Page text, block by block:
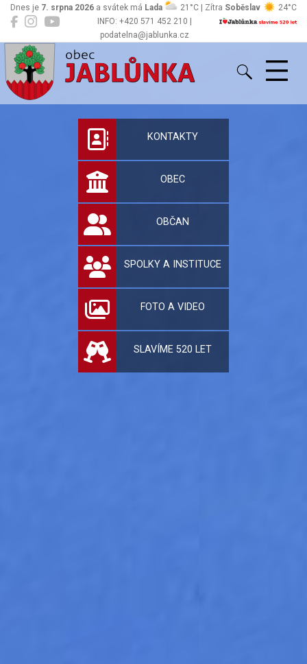
INFO: +420 571 452 210 |
podatelna@jablunka.cz
Dnes je 7. srpna 2026 a svátek má Lada 21°C | Zítra Soběslav 24°C
Jablůnka
Oficiální stránky
KONTAKTY
OBEC
OBČAN
SPOLKY A INSTITUCE
FOTO A VIDEO
SLAVÍME 520 LET